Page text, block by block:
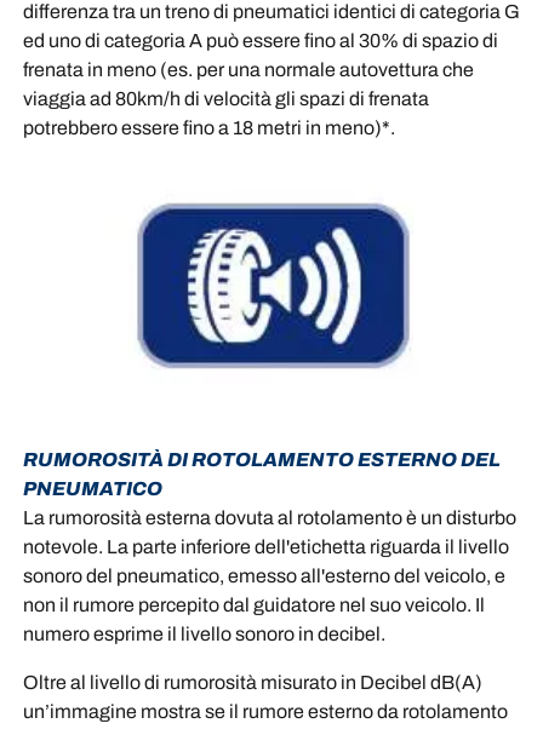
differenza tra un treno di pneumatici identici di categoria G
ed uno di categoria A può essere fino al 30% di spazio di
frenata in meno (es. per una normale autovettura che
viaggia ad 80km/h di velocità gli spazi di frenata
potrebbero essere fino a 18 metri in meno)*.
RUMOROSITÀ DI ROTOLAMENTO ESTERNO DEL
PNEUMATICO
La rumorosità esterna dovuta al rotolamento è un disturbo
notevole. La parte inferiore dell'etichetta riguarda il livello
sonoro del pneumatico, emesso all'esterno del veicolo, e
non il rumore percepito dal guidatore nel suo veicolo. Il
numero esprime il livello sonoro in decibel.
Oltre al livello di rumorosità misurato in Decibel dB(A)
un’immagine mostra se il rumore esterno da rotolamento